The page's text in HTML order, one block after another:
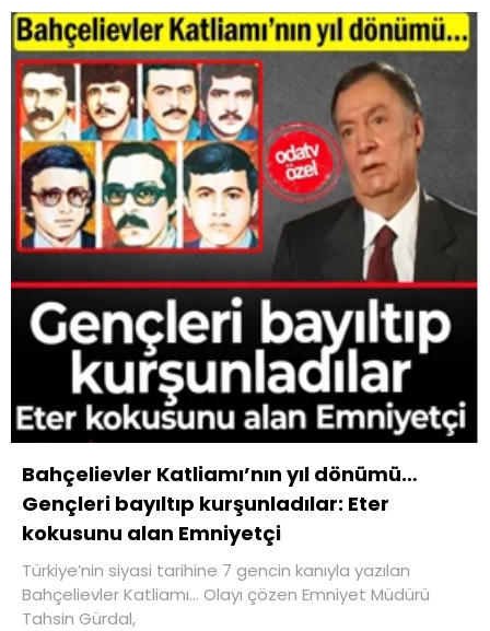
Bahçelievler Katliamı’nın yıl dönümü…
Gençleri bayıltıp kurşunladılar: Eter
kokusunu alan Emniyetçi
Türkiye’nin siyasi tarihine 7 gencin kanıyla yazılan
Bahçelievler Katliamı… Olayı çözen Emniyet Müdürü
Tahsin Gürdal,